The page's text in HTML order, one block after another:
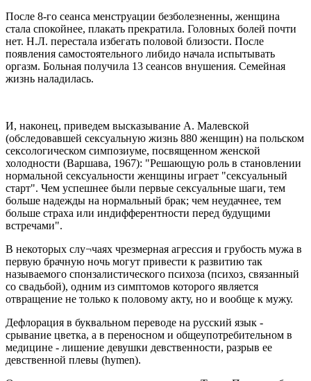
После 8-го сеанса менструации безболезненны, женщина
стала спокойнее, плакать прекратила. Головных болей почти
нет. Н.Л. перестала избегать половой близости. После
появления самостоятельного либидо начала испытывать
оргазм. Больная получила 13 сеансов внушения. Семейная
жизнь наладилась.
И, наконец, приведем высказывание А. Малевской
(обследовавшей сексуальную жизнь 880 женщин) на польском
сексологическом симпозиуме, посвященном женской
холодности (Варшава, 1967): "Решающую роль в становлении
нормальной сексуальности женщины играет "сексуальный
старт". Чем успешнее были первые сексуальные шаги, тем
больше надежды на нормальный брак; чем неудачнее, тем
больше страха или индифферентности перед будущими
встречами".
В некоторых слу¬чаях чрезмерная агрессия и грубость мужа в
первую брачную ночь могут привести к развитию так
называемого спонзалистического психоза (психоз, связанный
со свадьбой), одним из симптомов которого является
отвращение не только к половому акту, но и вообще к мужу.
Дефлорация в буквальном переводе на русский язык -
срывание цветка, а в переносном и общеупотребительном в
медицине - лишение девушки девственности, разрыв ее
девственной плевы (hymen).